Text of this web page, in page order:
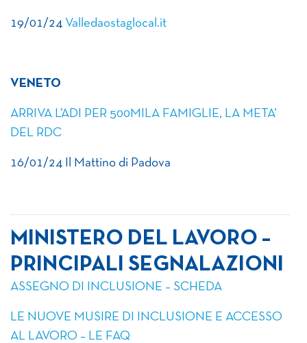
19/01/24 Valledaostaglocal.it
VENETO
ARRIVA L’ADI PER 500MILA FAMIGLIE, LA META’
DEL RDC
16/01/24 Il Mattino di Padova
MINISTERO DEL LAVORO –
PRINCIPALI SEGNALAZIONI
ASSEGNO DI INCLUSIONE – SCHEDA
LE NUOVE MUSIRE DI INCLUSIONE E ACCESSO
AL LAVORO – LE FAQ